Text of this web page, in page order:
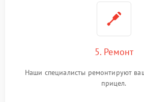
5. Ремонт
Наши специалисты ремонтируют
прицел.